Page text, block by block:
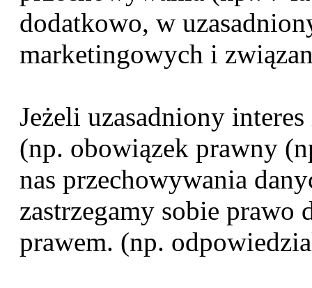
dodatkowo, w
marketingowych i
Jeżeli uzasadniony
(np. obowiązek prawny
nas przechowywania
zastrzegamy sobie prawo
prawem. (np.